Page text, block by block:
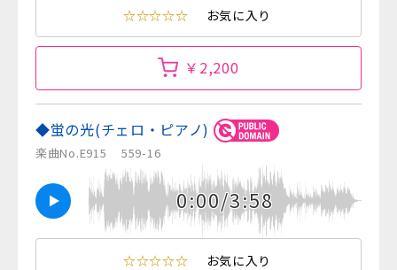
☆☆☆☆☆ お気に入り
￥2,200
◆蛍の光(チェロ・ピアノ)
楽曲No.E915 559-16
0:00/3:58
☆☆☆☆☆ お気に入り